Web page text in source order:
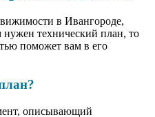
в Ивангороде,
технический план, то
поможет вам в его
описывающий